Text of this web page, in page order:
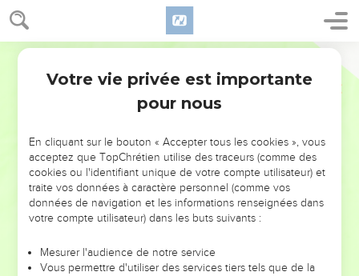
NE MANQUEZ PAS L’ÉVÉNEMENT
DE L’ANNÉE !
ET SI LEURS ERREURS POUVAIENT VOUS ÉVITER LES
VOTRES ?
leur foi ou leur vision. Mais on voit moins les doutes, les erreurs
et les saisons difficiles qu'ils ont traversés, alors même que ce
Votre vie privée est importante
pour nous
En cliquant sur le bouton « Accepter tous les cookies », vous
acceptez que TopChrétien utilise des traceurs (comme des
cookies ou l'identifiant unique de votre compte utilisateur) et
traite vos données à caractère personnel (comme vos
données de navigation et les informations renseignées dans
votre compte utilisateur) dans les buts suivants :
Mesurer l'audience de notre service
Vous permettre d'utiliser des services tiers tels que de la